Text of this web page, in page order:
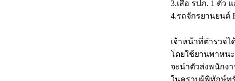
3.เสื้อ รปภ. 1 ตัว
4.รถจักรยานยนต์
เจ้าหน้าที่ตำรวจ
โดยใช้ยานพาหน
จะนำตัวส่งพนักง